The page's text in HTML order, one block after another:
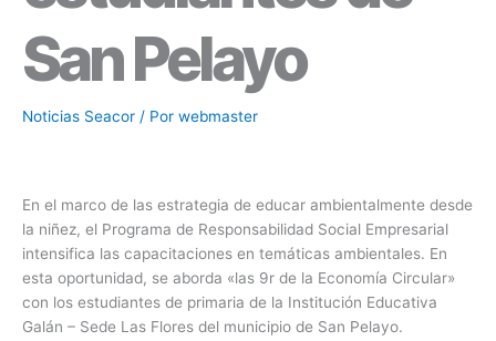
San Pelayo
Noticias Seacor / Por webmaster
En el marco de las estrategia de educar ambientalmente desde
la niñez, el Programa de Responsabilidad Social Empresarial
intensifica las capacitaciones en temáticas ambientales. En
esta oportunidad, se aborda «las 9r de la Economía Circular»
con los estudiantes de primaria de la Institución Educativa
Galán – Sede Las Flores del municipio de San Pelayo.